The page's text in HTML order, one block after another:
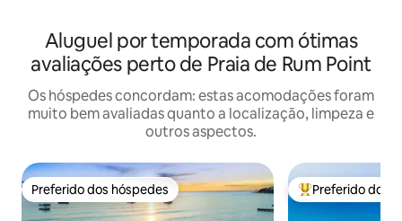
Aluguel por temporada com ótimas
avaliações perto de Praia de Rum Point
Os hóspedes concordam: estas acomodações foram
muito bem avaliadas quanto a localização, limpeza e
outros aspectos.
Preferido dos hóspedes
Preferido dos hóspedes Entre os
Preferido dos